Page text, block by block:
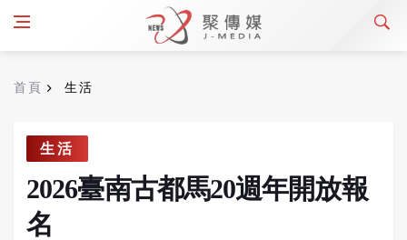
首頁 生活
生活
2026臺南古都馬20週年開放報
名